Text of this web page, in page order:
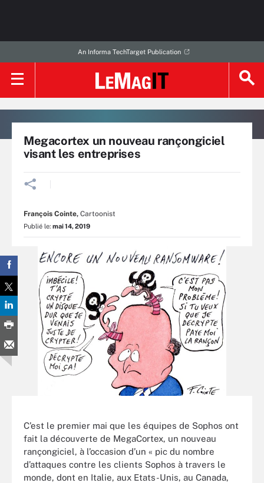
An Informa TechTarget Publication
Megacortex un nouveau rançongiciel
visant les entreprises
François Cointe, Cartoonist
Publié le: mai 14, 2019
C’est le premier mai que les équipes de Sophos ont
fait la découverte de MegaCortex, un nouveau
rançongiciel, à l’occasion d’un « pic du nombre
d’attaques contre les clients Sophos à travers le
monde, dont en Italie, aux Etats-Unis, au Canada,